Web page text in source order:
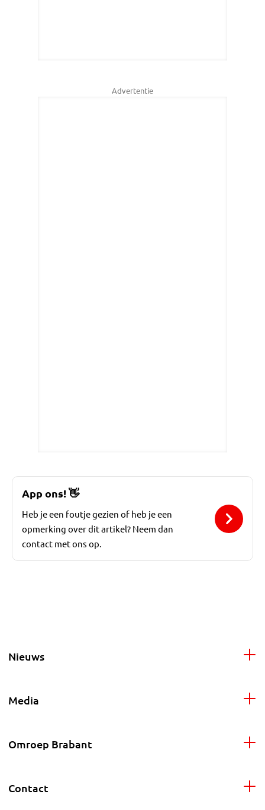
Advertentie
App ons!👋
Heb je een foutje gezien of heb je een
opmerking over dit artikel? Neem dan
contact met ons op.
Nieuws
Media
Omroep Brabant
Contact